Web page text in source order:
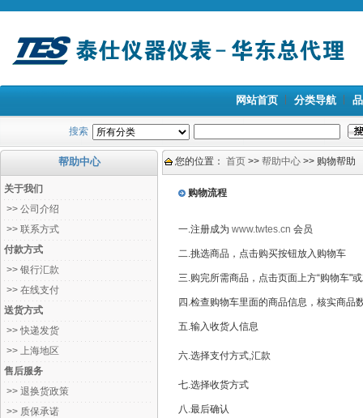
网站首页 分类导航
搜索
帮助中心
关于我们
>> 公司介绍
>> 联系方式
付款方式
>> 银行汇款
>> 在线支付
送货方式
>> 快递发货
>> 上海地区
售后服务
>> 退换货政策
>> 质保承诺
您的位置： 首页 >> 帮助中心 >> 购物帮助
购物流程
一.注册成为 www.twtes.cn 会员
二.挑选商品，点击购买按钮放入购物车
三.购完所需商品，点击页面上方“购物车"或
四.检查购物车里面的商品信息，核实商品
五.输入收货人信息
六.选择支付方式,汇款
七.选择收货方式
八.最后确认